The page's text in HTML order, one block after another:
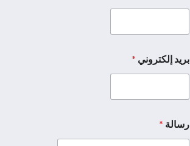
بريد إلكتروني *
*
رسالة *